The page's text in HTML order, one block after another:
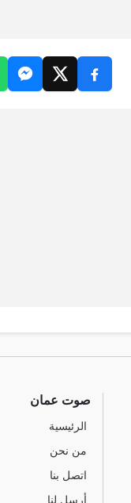
صوت عمان
الرئيسية
من نحن
اتصل بنا
أرسل لنا